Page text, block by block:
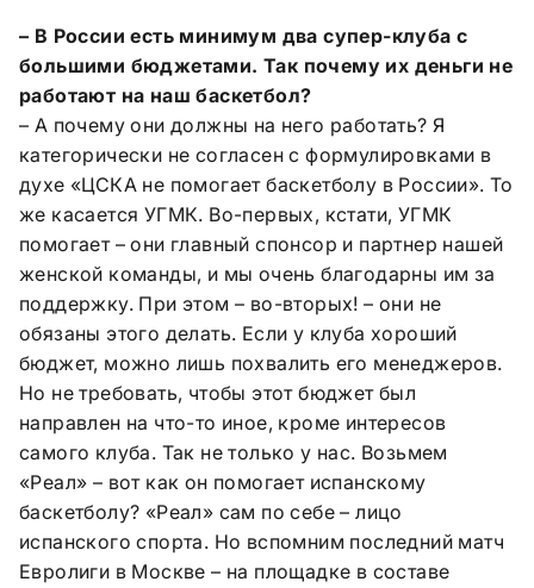
– В России есть минимум два супер-клуба с
большими бюджетами. Так почему их деньги не
работают на наш баскетбол?
– А почему они должны на него работать? Я
категорически не согласен с формулировками в
духе «ЦСКА не помогает баскетболу в России». То
же касается УГМК. Во-первых, кстати, УГМК
помогает – они главный спонсор и партнер нашей
женской команды, и мы очень благодарны им за
поддержку. При этом – во-вторых! – они не
обязаны этого делать. Если у клуба хороший
бюджет, можно лишь похвалить его менеджеров.
Но не требовать, чтобы этот бюджет был
направлен на что-то иное, кроме интересов
самого клуба. Так не только у нас. Возьмем
«Реал» – вот как он помогает испанскому
баскетболу? «Реал» сам по себе – лицо
испанского спорта. Но вспомним последний матч
Евролиги в Москве – на площадке в составе